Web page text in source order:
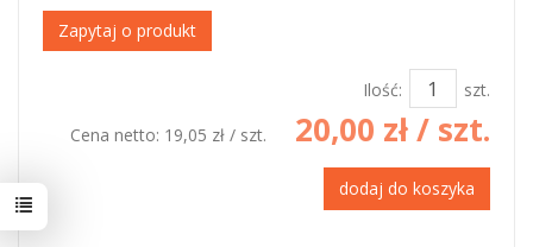
Zapytaj o produkt
Ilość:
szt.
Cena netto: 19,05 zł / szt. 20,00 zł/ szt.
dodaj do koszyka